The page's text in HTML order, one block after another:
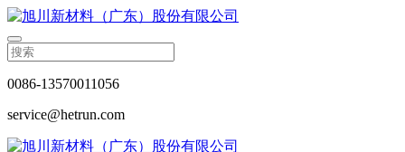
0086-13570011056
service@hetrun.com